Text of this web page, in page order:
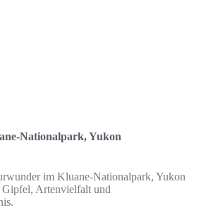
Nationalpark, Yukon
im Kluane-Nationalpark, Yukon
Artenvielfalt und